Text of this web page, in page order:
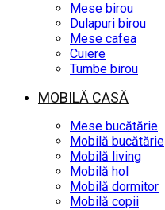
Mese birou
Dulapuri birou
Mese cafea
Cuiere
Tumbe birou
MOBILĂ CASĂ
Mese bucătărie
Mobilă bucătărie
Mobilă living
Mobilă hol
Mobilă dormitor
Mobilă copii